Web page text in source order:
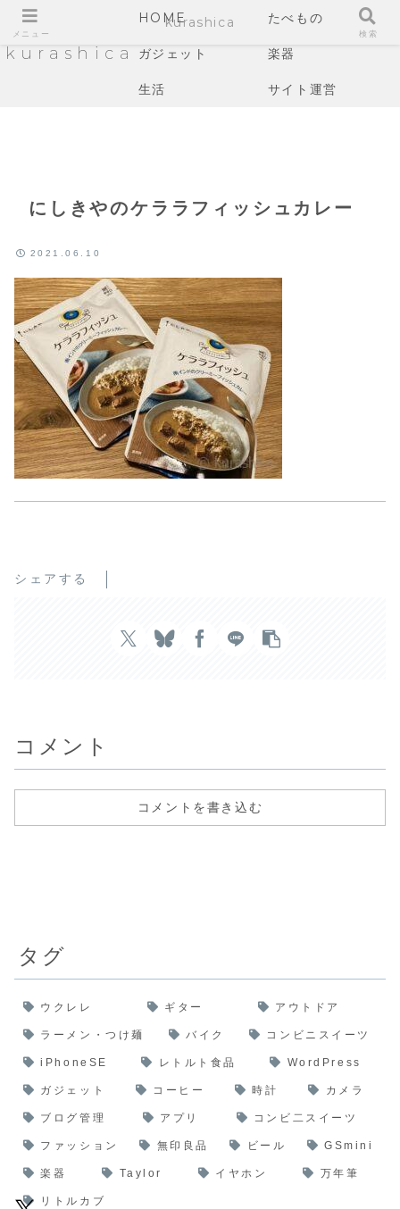
kurashica
HOME たべもの
ガジェット 楽器
生活 サイト運営
にしきやのケララフィッシュカレー
2021.06.10
シェアする
コメント
コメントを書き込む
タグ
ウクレレ ギター アウトドア
ラーメン・つけ麺 バイク コンビニスイーツ
iPhoneSE レトルト食品 WordPress
ガジェット コーヒー 時計 カメラ
ブログ管理 アプリ コンビ二スイーツ
ファッション 無印良品 ビール GSmini
楽器 Taylor イヤホン 万年筆
リトルカブ
メニュー
kurashica
検索